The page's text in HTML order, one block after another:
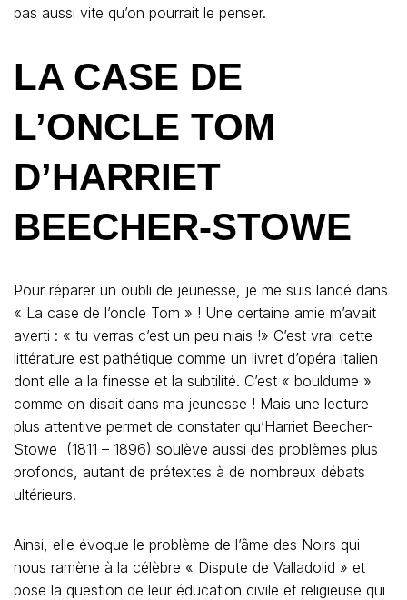
pas aussi vite qu’on pourrait le penser.
LA CASE DE
L’ONCLE TOM
D’HARRIET
BEECHER-STOWE
Pour réparer un oubli de jeunesse, je me suis lancé dans
« La case de l’oncle Tom » ! Une certaine amie m’avait
averti : « tu verras c’est un peu niais !» C’est vrai cette
littérature est pathétique comme un livret d’opéra italien
dont elle a la finesse et la subtilité. C’est « bouldume »
comme on disait dans ma jeunesse ! Mais une lecture
plus attentive permet de constater qu’Harriet Beecher-
Stowe (1811 – 1896) soulève aussi des problèmes plus
profonds, autant de prétextes à de nombreux débats
ultérieurs.
Ainsi, elle évoque le problème de l’âme des Noirs qui
nous ramène à la célèbre « Dispute de Valladolid » et
pose la question de leur éducation civile et religieuse qui